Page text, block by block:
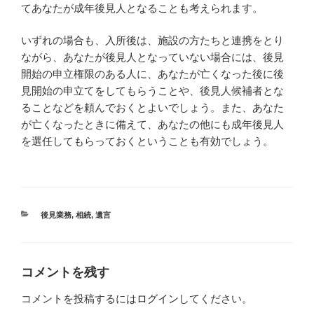
てあなたが成年後見人となることも考えられます。
いずれの場合も、入所後は、施設の方たちと連携をとり
ながら、あなたが後見人となっていない場合には、後見
開始の申立権限のある人に、あなたが亡くなった後に後
見開始の申立てをしてもらうことや、後見人候補者とな
ることなどを頼んでおくとよいでしょう。また、あなた
が亡くなったときに備えて、あなたの他にも成年後見人
を選任してもらっておくということも有効でしょう。
カ
ー
後見業務, 相続, 遺言
コメントを残す
コメントを投稿するにはログイン してください。